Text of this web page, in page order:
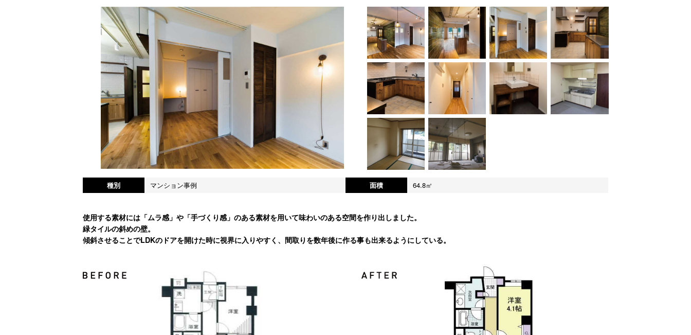
種別 マンション事例 面積 64.8㎡
使用する素材には「ムラ感」や「手づくり感」のある素材を用いて味わいのある空間を作り出しました。
緑タイルの斜めの壁。
傾斜させることでLDKのドアを開けた時に視界に入りやすく、間取りを数年後に作る事も出来るようにしている。